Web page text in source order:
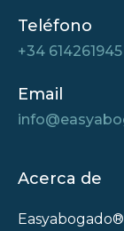
Teléfono
+34 614261945
Email
Acerca de
Easyabogado®